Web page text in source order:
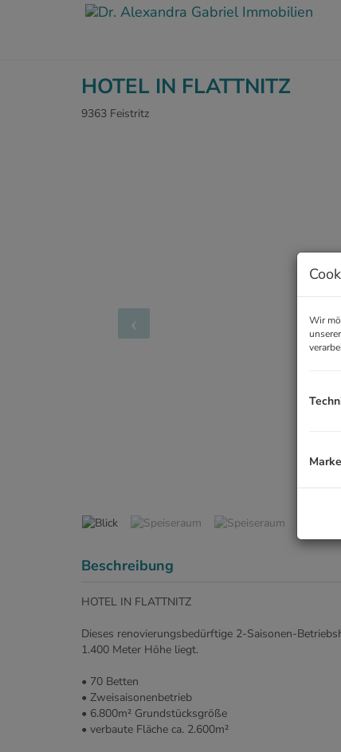
HOTEL IN FLATTNITZ
9363 Feistritz
Beschreibung
HOTEL IN FLATTNITZ
Dieses renovierungsbedürftige 2-Saisonen-
1.400 Meter Höhe liegt.
• 70 Betten
• Zweisaisonenbetrieb
• 6.800m² Grundstücksgröße
• verbaute Fläche ca. 2.600m²
Wir